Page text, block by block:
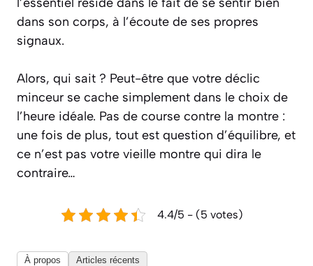
dans son corps, à l’écoute de ses propres
signaux.
Alors, qui sait ? Peut-être que votre déclic
minceur se cache simplement dans le choix de
l’heure idéale. Pas de course contre la montre :
une fois de plus, tout est question d’équilibre, et
ce n’est pas votre vieille montre qui dira le
contraire…
4.4/5 - (5 votes)
À propos Articles récents